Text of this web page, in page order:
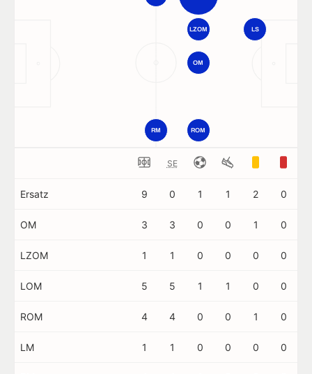
ROM
RM
OM
LS
LZOM
SE
Ersatz 9 0 1 1 2 0
OM 3 3 0 0 1 0
LZOM 1 1 0 0 0 0
LOM 5 5 1 1 0 0
ROM 4 4 0 0 1 0
LM 1 1 0 0 0 0